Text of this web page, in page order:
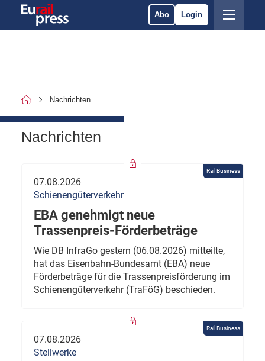
Abo Login
Nachrichten
Nachrichten
Rail Business
07.08.2026
Schienengüterverkehr
EBA genehmigt neue
Trassenpreis-Förderbeträge
Wie DB InfraGo gestern (06.08.2026) mitteilte,
hat das Eisenbahn-Bundesamt (EBA) neue
Förderbeträge für die Trassenpreisförderung im
Schienengüterverkehr (TraFöG) beschieden.
Rail Business
07.08.2026
Stellwerke